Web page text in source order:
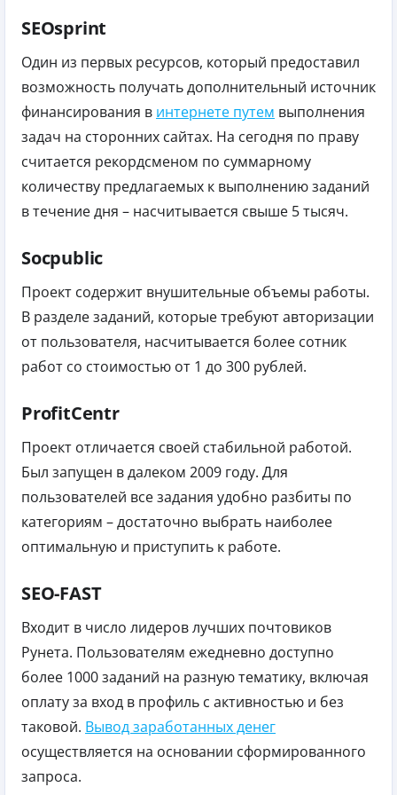
SEOsprint
Один из первых ресурсов, который предоставил
возможность получать дополнительный источник
финансирования в интернете путем выполнения
задач на сторонних сайтах. На сегодня по праву
считается рекордсменом по суммарному
количеству предлагаемых к выполнению заданий
в течение дня – насчитывается свыше 5 тысяч.
Socpublic
Проект содержит внушительные объемы работы.
В разделе заданий, которые требуют авторизации
от пользователя, насчитывается более сотник
работ со стоимостью от 1 до 300 рублей.
ProfitCentr
Проект отличается своей стабильной работой.
Был запущен в далеком 2009 году. Для
пользователей все задания удобно разбиты по
категориям – достаточно выбрать наиболее
оптимальную и приступить к работе.
SEO-FAST
Входит в число лидеров лучших почтовиков
Рунета. Пользователям ежедневно доступно
более 1000 заданий на разную тематику, включая
оплату за вход в профиль с активностью и без
таковой. Вывод заработанных денег
осуществляется на основании сформированного
запроса.